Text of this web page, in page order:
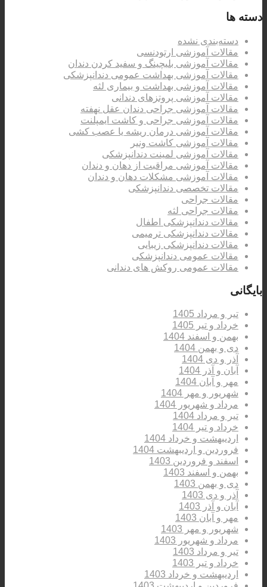
دسته ها
دسته‌بندی نشده
مقالات آموزشی ارتودنسی
مقالات آموزشی بلیچینگ و سفید کردن دندان
مقالات آموزشی بهداشت عمومی دندانپزشکی
مقالات آموزشی بهداشت و بیماری لثه
مقالات آموزشی پروتزهای دندانی
مقالات آموزشی جراحی دندان عقل نهفته
مقالات آموزشی جراحی و کاشت ایمپلنت
مقالات آموزشی درمان ریشه یا عصب کشی
مقالات آموزشی کاشت ونیر
مقالات آموزشی لمینت دندانپزشکی
مقالات آموزشی مراقبت از دهان و دندان
مقالات آموزشی مشکلات دهان و دندان
مقالات تخصصی دندانپزشکی
مقالات جراحی
مقالات جراحی لثه
مقالات دندانپزشکی اطفال
مقالات دندانپزشکی ترمیمی
مقالات دندانپزشکی زیبایی
مقالات عمومی دندانپزشکی
مقالات عمومی روکش های دندانی
بایگانی
تیر و مرداد 1405
خرداد و تیر 1405
بهمن و اسفند 1404
دی و بهمن 1404
آذر و دی 1404
آبان و آذر 1404
مهر و آبان 1404
شهریور و مهر 1404
مرداد و شهریور 1404
تیر و مرداد 1404
خرداد و تیر 1404
اردیبهشت و خرداد 1404
فروردین و اردیبهشت 1404
اسفند و فروردین 1403
بهمن و اسفند 1403
دی و بهمن 1403
آذر و دی 1403
آبان و آذر 1403
مهر و آبان 1403
شهریور و مهر 1403
مرداد و شهریور 1403
تیر و مرداد 1403
خرداد و تیر 1403
اردیبهشت و خرداد 1403